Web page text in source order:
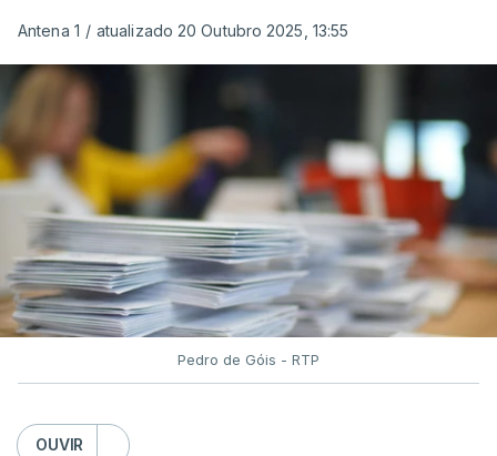
Antena 1 / atualizado 20 Outubro 2025, 13:55
Pedro de Góis - RTP
OUVIR